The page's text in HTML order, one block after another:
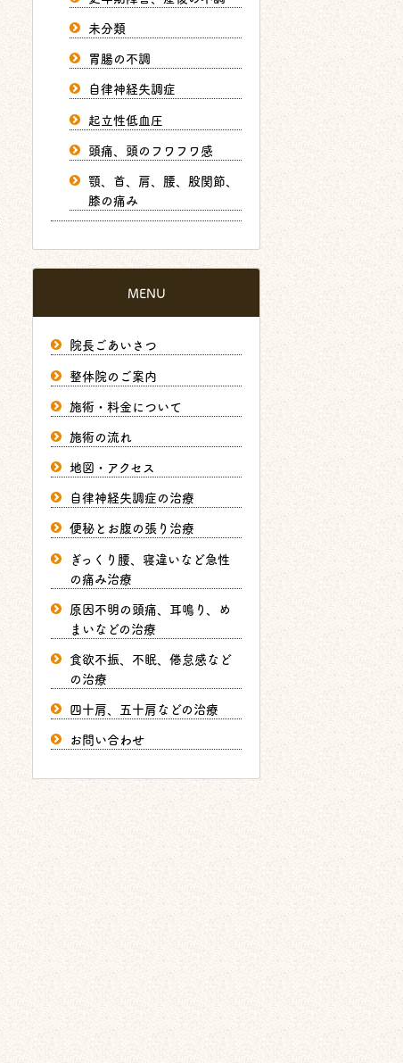
未分類
胃腸の不調
自律神経失調症
起立性低血圧
頭痛、頭のフワフワ感
顎、首、肩、腰、股関節、
膝の痛み
MENU
院長ごあいさつ
整体院のご案内
施術・料金について
施術の流れ
地図・アクセス
自律神経失調症の治療
便秘とお腹の張り治療
ぎっくり腰、寝違いなど急性
の痛み治療
原因不明の頭痛、耳鳴り、め
まいなどの治療
食欲不振、不眠、倦怠感など
の治療
四十肩、五十肩などの治療
お問い合わせ